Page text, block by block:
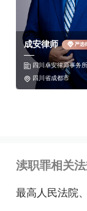
押人员脱逃罪
职被骗罪，环
检失职罪，动
妇女、儿童罪
监外执行罪，
公司、证券职
成安律师 严选
 四川卓安律师事务所
 四川省成都市
渎职罪相关